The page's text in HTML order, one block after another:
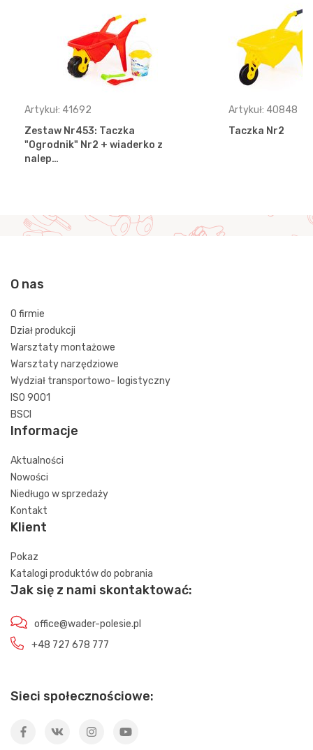
Artykuł: 41692
Zestaw Nr453: Taczka
"Ogrodnik" Nr2 + wiaderko z
nalep…
Artykuł: 40848
Taczka Nr2
O nas
O firmie
Dział produkcji
Warsztaty montażowe
Warsztaty narzędziowe
Wydział transportowo- logistyczny
ISO 9001
BSCI
Informacje
Aktualności
Nowości
Niedługo w sprzedaży
Kontakt
Klient
Pokaz
Katalogi produktów do pobrania
Jak się z nami skontaktować:
office@wader-polesie.pl
+48 727 678 777
Sieci społecznościowe: